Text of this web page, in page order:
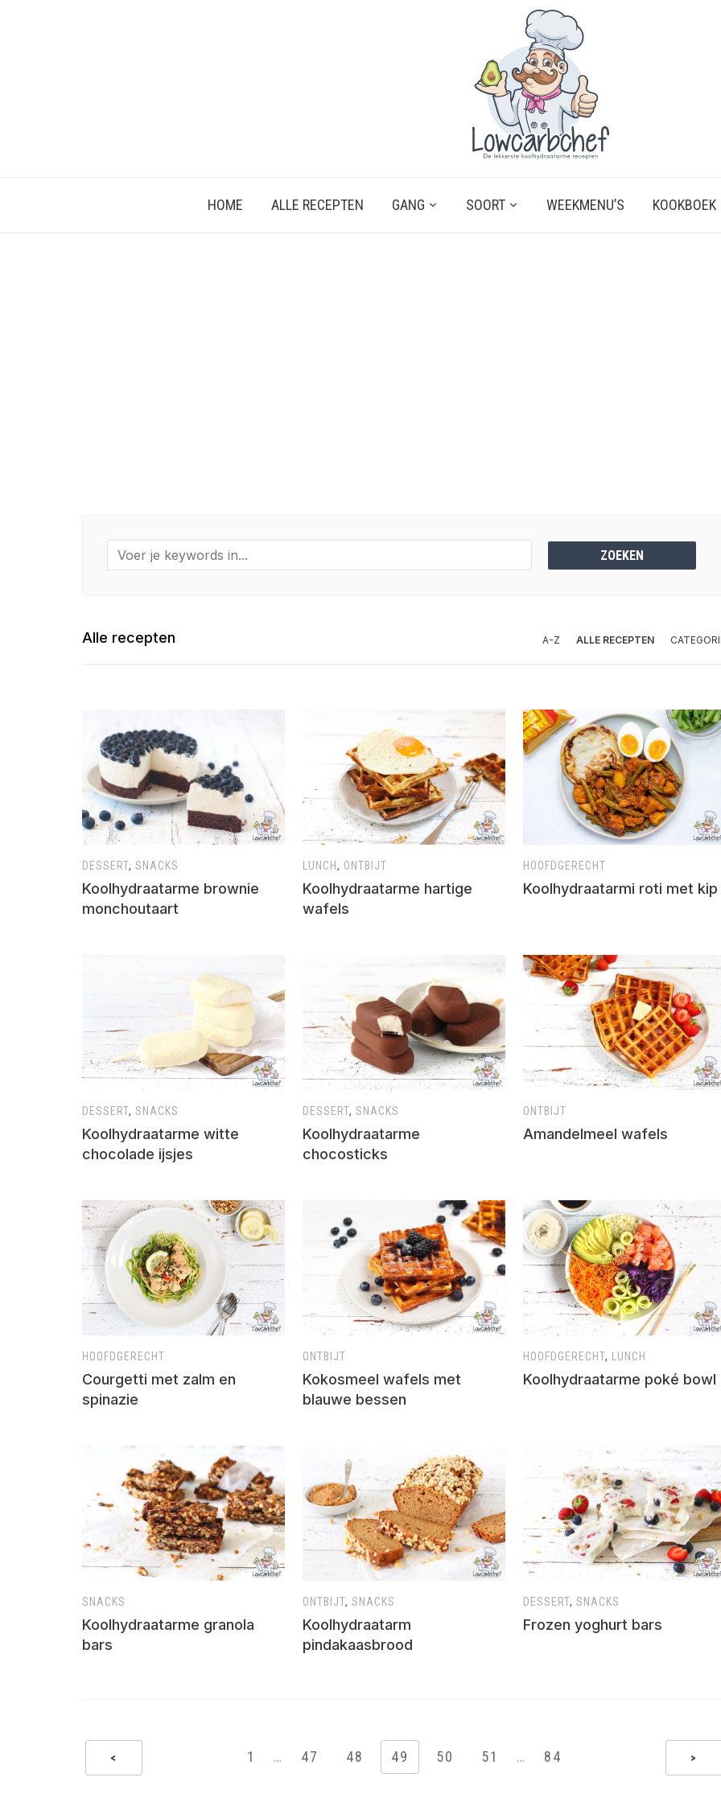
HOME ALLE RECEPTEN GANG SOORT WEEKMENU’S KOOKBOEK
A-Z ALLE RECEPTEN
Alle recepten
DESSERT, SNACKS
Koolhydraatarme brownie
monchoutaart
LUNCH, ONTBIJT
Koolhydraatarme hartige
wafels
HOOFDGERECHT
Koolhydraatarmi roti met kip
DESSERT, SNACKS
Koolhydraatarme witte
chocolade ijsjes
DESSERT, SNACKS
Koolhydraatarme
chocosticks
ONTBIJT
Amandelmeel wafels
HOOFDGERECHT
Courgetti met zalm en
spinazie
ONTBIJT
Kokosmeel wafels met
blauwe bessen
HOOFDGERECHT, LUNCH
Koolhydraatarme poké bowl
SNACKS
Koolhydraatarme granola
bars
ONTBIJT, SNACKS
Koolhydraatarm
pindakaasbrood
DESSERT, SNACKS
Frozen yoghurt bars
< 1 … 47 48 49 50 51 … 84 >